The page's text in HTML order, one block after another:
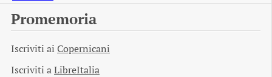
Promemoria
Iscriviti ai Copernicani
Iscriviti aLibreItalia